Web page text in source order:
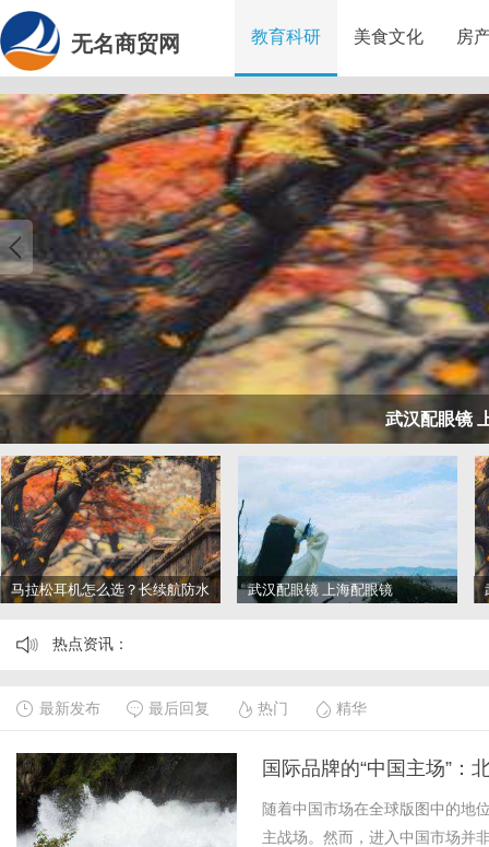
无名商贸网 教育科研 美食文化 房
马拉松耳机怎么选？长续航防水
武汉配眼镜 上海配眼镜
热点资讯：
最新发布 最后回复 热门 精华
国际品牌的“中国主场”：
随着中国市场在全球版图中的地
主战场。然而，进入中国市场并